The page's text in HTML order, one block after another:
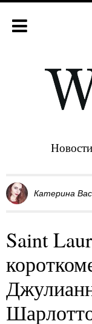
Новости
Катерина
Saint